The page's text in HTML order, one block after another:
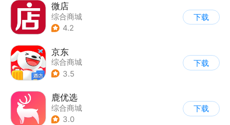
微店
综合商城
4.2
下载
京东
综合商城
3.5
下载
鹿优选
综合商城
3.0
下载